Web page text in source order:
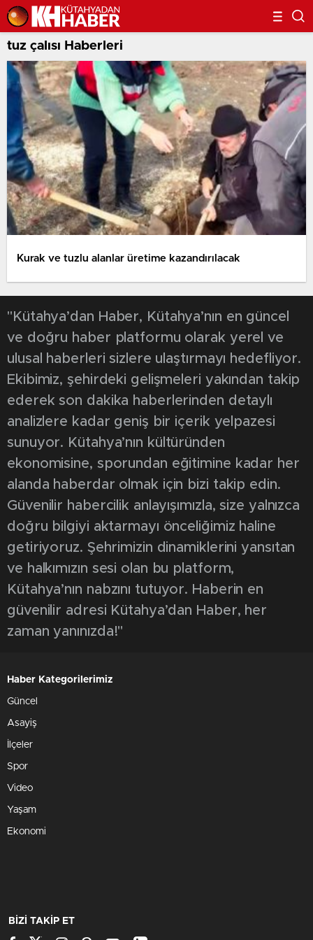
tuz çalısı Haberleri
Kurak ve tuzlu alanlar üretime kazandırılacak
"Kütahya’dan Haber, Kütahya’nın en güncel
ve doğru haber platformu olarak yerel ve
ulusal haberleri sizlere ulaştırmayı hedefliyor.
Ekibimiz, şehirdeki gelişmeleri yakından takip
ederek son dakika haberlerinden detaylı
analizlere kadar geniş bir içerik yelpazesi
sunuyor. Kütahya’nın kültüründen
ekonomisine, sporundan eğitimine kadar her
alanda haberdar olmak için bizi takip edin.
Güvenilir habercilik anlayışımızla, size yalnızca
doğru bilgiyi aktarmayı önceliğimiz haline
getiriyoruz. Şehrimizin dinamiklerini yansıtan
ve halkımızın sesi olan bu platform,
Kütahya’nın nabzını tutuyor. Haberin en
güvenilir adresi Kütahya’dan Haber, her
zaman yanınızda!"
Haber Kategorilerimiz
Güncel
Asayiş
İlçeler
Spor
Video
Yaşam
Ekonomi
BİZİ TAKİP ET